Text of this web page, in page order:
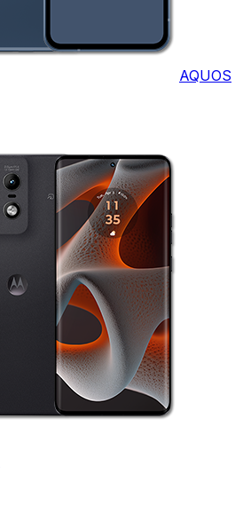
AQUOS